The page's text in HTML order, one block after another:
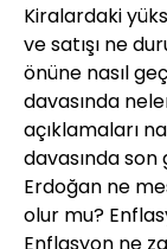
Kiralardaki
ve satışı ne
önüne nasıl
davasında
açıklamaları
davasında
Erdoğan ne
olur mu?
Enflasyon ne